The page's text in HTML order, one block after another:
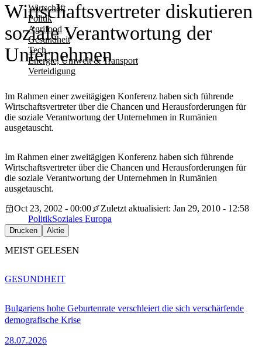
Wirtschaft
Politik
Agrifood
Gesundheit
Tech
Energie, Umwelt & Transport
Verteidigung
Wirtschaftsvertreter diskutieren
soziale Verantwortung der
Unternehmen
Im Rahmen einer zweitägigen Konferenz haben sich führende
Wirtschaftsvertreter über die Chancen und Herausforderungen für
die soziale Verantwortung der Unternehmen in Rumänien
ausgetauscht.
Im Rahmen einer zweitägigen Konferenz haben sich führende
Wirtschaftsvertreter über die Chancen und Herausforderungen für
die soziale Verantwortung der Unternehmen in Rumänien
ausgetauscht.
Oct 23, 2002 - 00:00
Zuletzt aktualisiert: Jan 29, 2010 - 12:58
PolitikSoziales Europa
Drucken Aktie
MEIST GELESEN
Bulgariens hohe Geburtenrate verschleiert die sich verschärfende
demografische Krise
28.07.2026
GESUNDHEIT